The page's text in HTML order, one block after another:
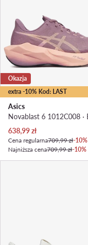
extra -10% Kod: LAST
Okazja
Asics
Aktualna cena
638,99zł
Cena regularna709,99 zł-10%
Najniższa cena709,99 zł-10%